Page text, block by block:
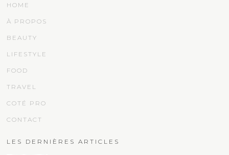
HOME
À PROPOS
BEAUTY
LIFESTYLE
FOOD
TRAVEL
COTÉ PRO
CONTACT
LES DERNIÈRES ARTICLES